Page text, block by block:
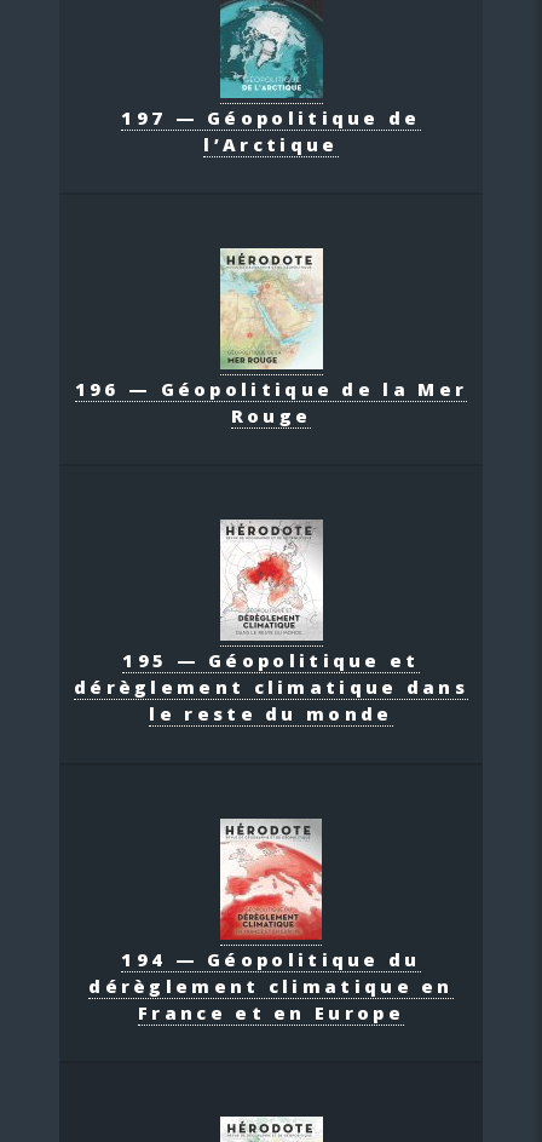
197 — Géopolitique de
l’Arctique
196 — Géopolitique de la Mer
Rouge
195 — Géopolitique et
dérèglement climatique dans
le reste du monde
194 — Géopolitique du
dérèglement climatique en
France et en Europe